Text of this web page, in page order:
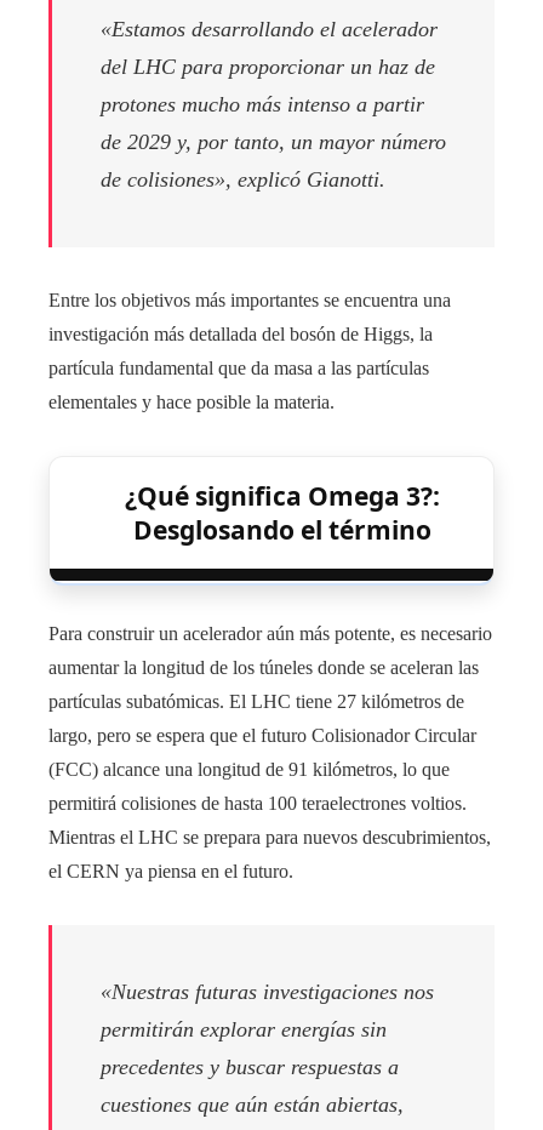
«Estamos desarrollando el acelerador
del LHC para proporcionar un haz de
protones mucho más intenso a partir
de 2029 y, por tanto, un mayor número
de colisiones», explicó Gianotti.
Entre los objetivos más importantes se encuentra una
investigación más detallada del bosón de Higgs, la
partícula fundamental que da masa a las partículas
elementales y hace posible la materia.
¿Qué significa Omega 3?:
Desglosando el término
Para construir un acelerador aún más potente, es necesario
aumentar la longitud de los túneles donde se aceleran las
partículas subatómicas. El LHC tiene 27 kilómetros de
largo, pero se espera que el futuro Colisionador Circular
(FCC) alcance una longitud de 91 kilómetros, lo que
permitirá colisiones de hasta 100 teraelectrones voltios.
Mientras el LHC se prepara para nuevos descubrimientos,
el CERN ya piensa en el futuro.
«Nuestras futuras investigaciones nos
permitirán explorar energías sin
precedentes y buscar respuestas a
cuestiones que aún están abiertas,